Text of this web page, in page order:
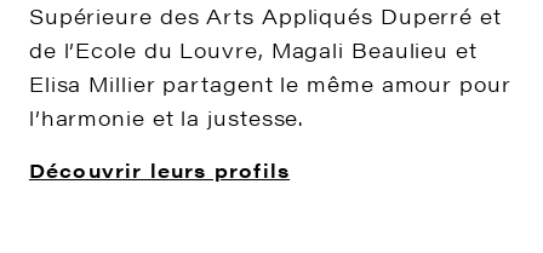
Supérieure des Arts Appliqués Duperré et
de l’Ecole du Louvre, Magali Beaulieu et
Elisa Millier partagent le même amour pour
l’harmonie et la justesse.
Découvrir leurs profils